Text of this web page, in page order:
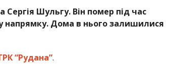
Шульгу. Він помер під час
напрямку. Дома в нього залишилися
“Рудана”.